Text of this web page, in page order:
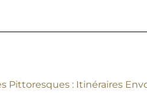
Pittoresques : Itinéraires